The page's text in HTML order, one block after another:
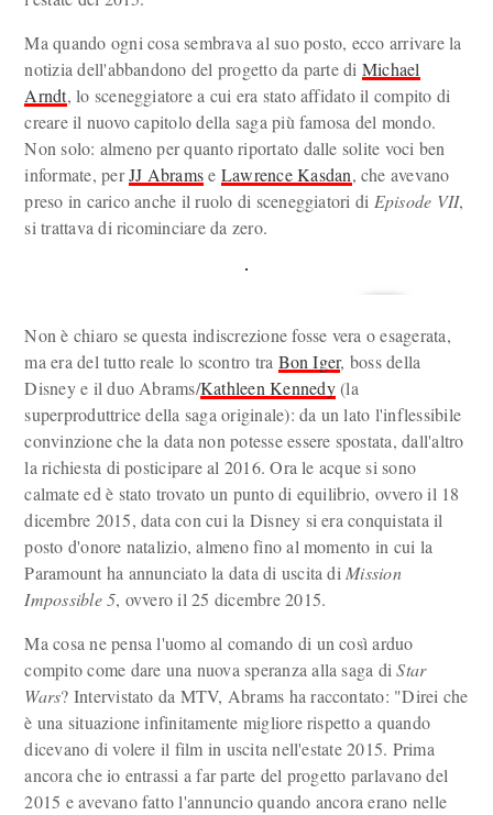
Ma quando ogni cosa sembrava al suo posto, ecco arrivare la
notizia dell'abbandono del progetto da parte di Michael
Arndt, lo sceneggiatore a cui era stato affidato il compito di
creare il nuovo capitolo della saga più famosa del mondo.
Non solo: almeno per quanto riportato dalle solite voci ben
informate, perJJ Abramse Lawrence Kasdan, che avevano
preso in carico anche il ruolo di sceneggiatori di Episode VII,
si trattava di ricominciare da zero.
Non è chiaro se questa indiscrezione fosse vera o esagerata,
ma era del tutto reale lo scontro tra Bon Iger, boss della
Disney e il duo Abrams/Kathleen Kennedy(la
superproduttrice della saga originale): da un lato l'inflessibile
convinzione che la data non potesse essere spostata, dall'altro
la richiesta di posticipare al 2016. Ora le acque si sono
calmate ed è stato trovato un punto di equilibrio, ovvero il 18
dicembre 2015, data con cui la Disney si era conquistata il
posto d'onore natalizio, almeno fino al momento in cui la
Paramount ha annunciato la data di uscita di Mission
Impossible 5, ovvero il 25 dicembre 2015.
Ma cosa ne pensa l'uomo al comando di un così arduo
compito come dare una nuova speranza alla saga diStar
Wars? Intervistato da MTV, Abrams ha raccontato: "Direi che
è una situazione infinitamente migliore rispetto a quando
dicevano di volere il film in uscita nell'estate 2015. Prima
ancora che io entrassi a far parte del progetto parlavano del
2015 e avevano fatto l'annuncio quando ancora erano nelle